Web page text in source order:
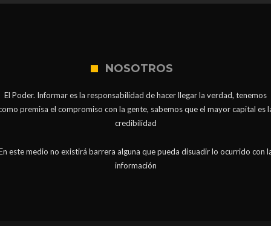
NOSOTROS
El Poder. Informar es la responsabilidad de hacer llegar la verdad, tenemos
premisa el compromiso con la gente, sabemos que el mayor capital es
credibilidad
este medio no existirá barrera alguna que pueda disuadir lo ocurrido con
información